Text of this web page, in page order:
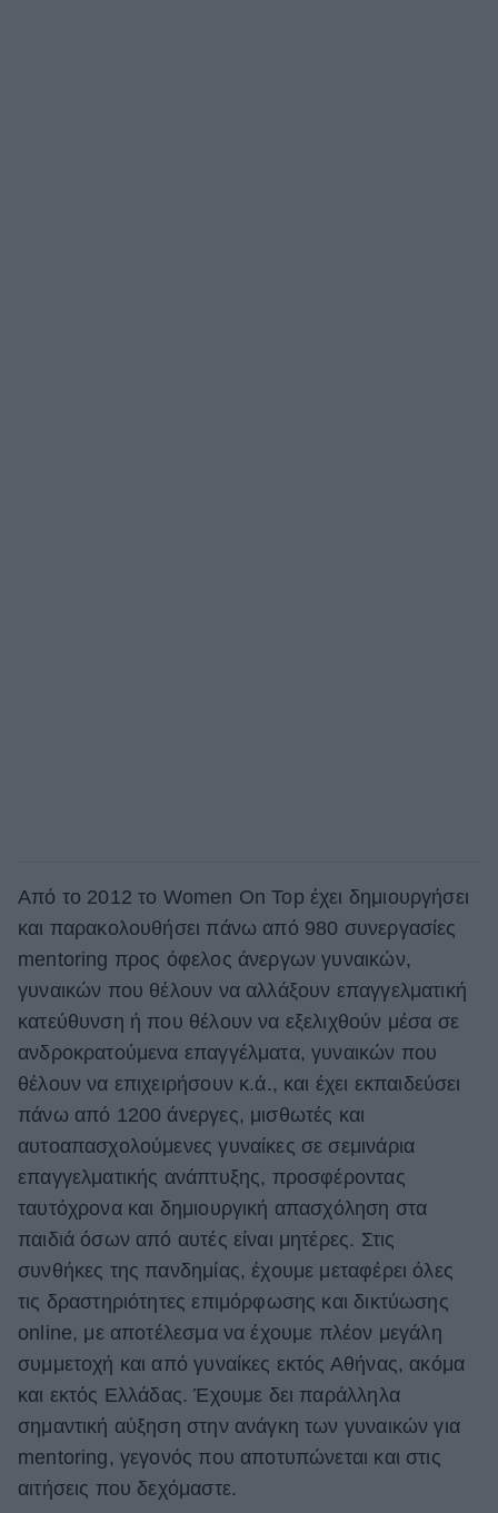
Από το 2012 το Women On Top έχει δημιουργήσει
και παρακολουθήσει πάνω από 980 συνεργασίες
mentoring προς όφελος άνεργων γυναικών,
γυναικών που θέλουν να αλλάξουν επαγγελματική
κατεύθυνση ή που θέλουν να εξελιχθούν μέσα σε
ανδροκρατούμενα επαγγέλματα, γυναικών που
θέλουν να επιχειρήσουν κ.ά., και έχει εκπαιδεύσει
πάνω από 1200 άνεργες, μισθωτές και
αυτοαπασχολούμενες γυναίκες σε σεμινάρια
επαγγελματικής ανάπτυξης, προσφέροντας
ταυτόχρονα και δημιουργική απασχόληση στα
παιδιά όσων από αυτές είναι μητέρες. Στις
συνθήκες της πανδημίας, έχουμε μεταφέρει όλες
τις δραστηριότητες επιμόρφωσης και δικτύωσης
online, με αποτέλεσμα να έχουμε πλέον μεγάλη
συμμετοχή και από γυναίκες εκτός Αθήνας, ακόμα
και εκτός Ελλάδας. Έχουμε δει παράλληλα
σημαντική αύξηση στην ανάγκη των γυναικών για
mentoring, γεγονός που αποτυπώνεται και στις
αιτήσεις που δεχόμαστε.